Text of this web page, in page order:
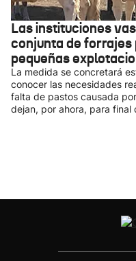
Las instituciones
conjunta de forrajes
pequeñas
La medida se concretará
conocer las necesidades
falta de pastos causada
dejan, por ahora, para final